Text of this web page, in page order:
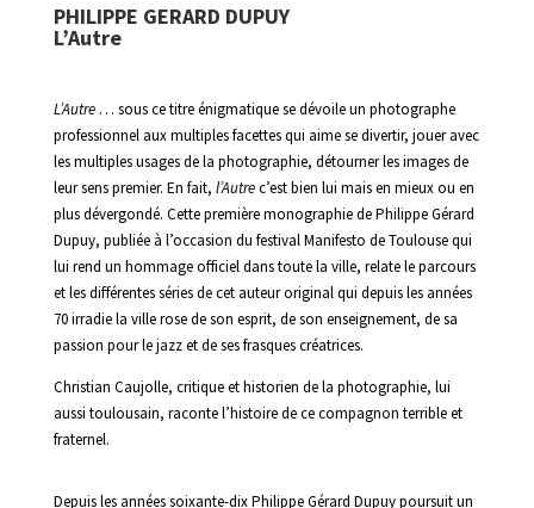
PHILIPPE GERARD DUPUY
L’Autre
L’Autre… sous ce titre énigmatique se dévoile un photographe
professionnel aux multiples facettes qui aime se divertir, jouer avec
les multiples usages de la photographie, détourner les images de
leur sens premier. En fait, l’Autrec’est bien lui mais en mieux ou en
plus dévergondé. Cette première monographie de Philippe Gérard
Dupuy, publiée à l’occasion du festival Manifesto de Toulouse qui
lui rend un hommage officiel dans toute la ville, relate le parcours
et les différentes séries de cet auteur original qui depuis les années
70 irradie la ville rose de son esprit, de son enseignement, de sa
passion pour le jazz et de ses frasques créatrices.
Christian Caujolle, critique et historien de la photographie, lui
aussi toulousain, raconte l’histoire de ce compagnon terrible et
fraternel.
Depuis les années soixante-dix Philippe Gérard Dupuy poursuit un